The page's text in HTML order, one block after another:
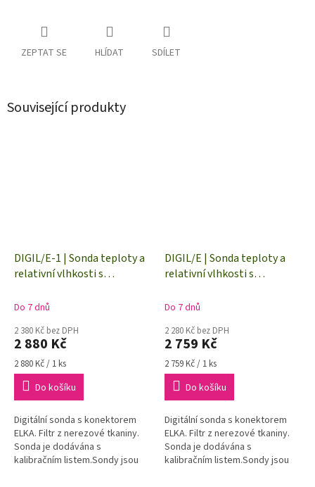
ZEPTAT SE HLÍDAT SDÍLET
Související produkty
DIGIL/E-1 | Sonda teploty a
relativní vlhkosti s
1 m
Do 7 dnů
2 380 Kč bez DPH
2 880 Kč
Měrná
cena:
2 880 Kč / 1 ks
Do košíku
Digitální sonda s konektorem
ELKA. Filtr z nerezové tkaniny.
Sonda je dodávána s
kalibračním listem.Sondy jsou
DIGIL/E | Sonda teploty a
relativní vlhkosti s
konektor ELKA
Do 7 dnů
2 280 Kč bez DPH
2 759 Kč
Měrná
cena:
2 759 Kč / 1 ks
Do košíku
Digitální sonda s konektorem
ELKA. Filtr z nerezové tkaniny.
Sonda je dodávána s
kalibračním listem.Sondy jsou